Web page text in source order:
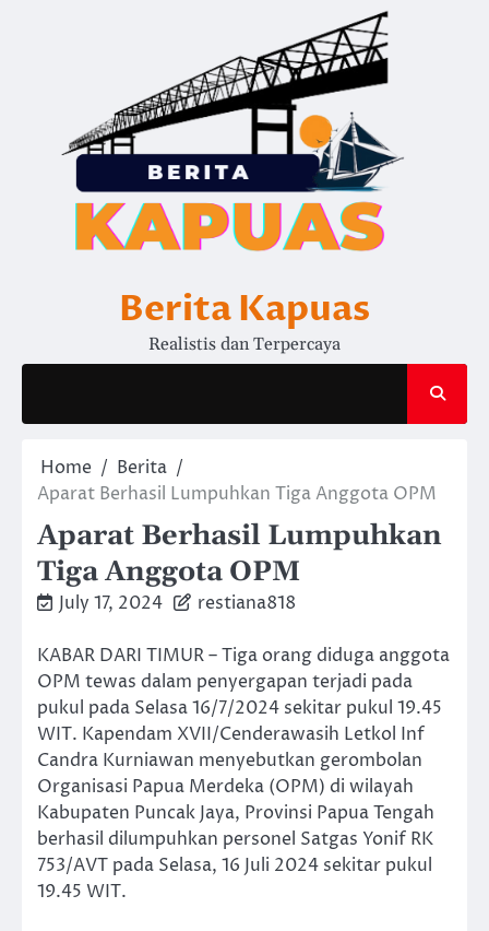
Berita Kapuas
Realistis dan Terpercaya
Home
Berita
Aparat Berhasil Lumpuhkan Tiga Anggota OPM
Aparat Berhasil Lumpuhkan
Tiga Anggota OPM
July 17, 2024 restiana818
KABAR DARI TIMUR – Tiga orang diduga anggota
OPM tewas dalam penyergapan terjadi pada
pukul pada Selasa 16/7/2024 sekitar pukul 19.45
WIT. Kapendam XVII/Cenderawasih Letkol Inf
Candra Kurniawan menyebutkan gerombolan
Organisasi Papua Merdeka (OPM) di wilayah
Kabupaten Puncak Jaya, Provinsi Papua Tengah
berhasil dilumpuhkan personel Satgas Yonif RK
753/AVT pada Selasa, 16 Juli 2024 sekitar pukul
19.45 WIT.